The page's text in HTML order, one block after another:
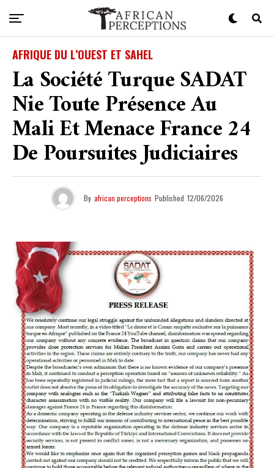
AFRIQUE DU L’OUEST ET SAHEL
La Société Turque SADAT
Nie Toute Présence Au
Mali Et Menace France 24
De Poursuites Judiciaires
By african perceptions Published 12/06/2026